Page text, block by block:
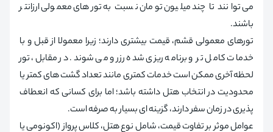
می توانند تا چند میلیون تومان نسبت به تورهای معمولی ارزانتر
باشند.
تورهای معمولی قشم، قیمت بیشتری دارند؛ زیرا معمولا از قبل و با
خدمات کامل تر و برنامه ریزی شده رزرو می شوند. در مقابل، تور
لحظه آخری ممکن است خدمات کمتری مانند تعداد گشت های کمتر یا
محدودیت در انتخاب هتل داشته باشد؛ اما برای کسانی که انعطاف
پذیری در زمان سفر دارند، گزینه ای بسیار به صرفه است.
عوامل موثر بر تفاوت قیمت، شامل نوع هتل، کلاس پرواز (اکونومی یا